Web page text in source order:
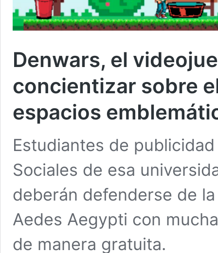
Denwars, el
concientizar sobre
espacios
Estudiantes de
Sociales de esa
deberán defenderse de
Aedes Aegypti con
de manera gratuita.